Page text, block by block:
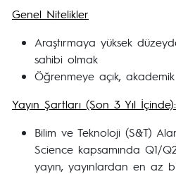
Genel Nitelikler
Araştırmaya yüksek
sahibi olmak
Öğrenmeye açık,
Yayın Şartları (Son 3 Yıl İçinde):
Bilim ve Teknoloji (S&T)
Science kapsamında Q1/
yayın, yayınlardan en az